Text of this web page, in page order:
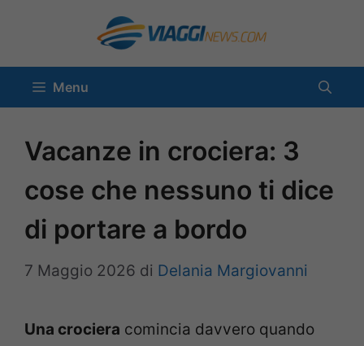
contenuto
Menu
Vacanze in crociera: 3
cose che nessuno ti dice
di portare a bordo
7 Maggio 2026 di Delania Margiovanni
Una crociera comincia davvero quando